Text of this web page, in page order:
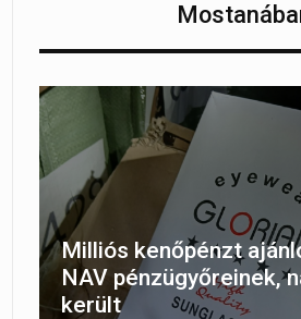
Milliós kenőpénzt
NAV pénzügyőreinek,
került